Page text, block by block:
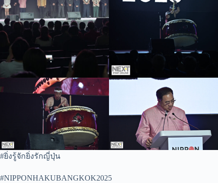
#ยิ่งรู้จักยิ่งรักญี่ปุ่น
#NIPPONHAKUBANGKOK2025